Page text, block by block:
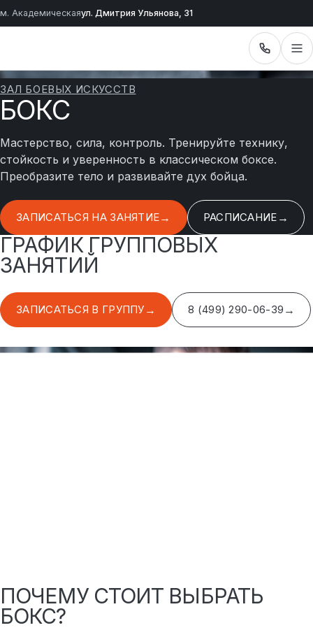
м. Академическаяул. Дмитрия Ульянова, 31
ЗАЛ БОЕВЫХ ИСКУССТВ
БОКС
Мастерство, сила, контроль. Тренируйте технику,
стойкость и уверенность в классическом боксе.
Преобразите тело и развивайте дух бойца.
ЗАПИСАТЬСЯ НА ЗАНЯТИЕ РАСПИСАНИЕ
ГРАФИК ГРУППОВЫХ
ЗАНЯТИЙ
ЗАПИСАТЬСЯ В ГРУППУ 8 (499) 290-06-39
ПОЧЕМУ СТОИТ ВЫБРАТЬ
БОКС?